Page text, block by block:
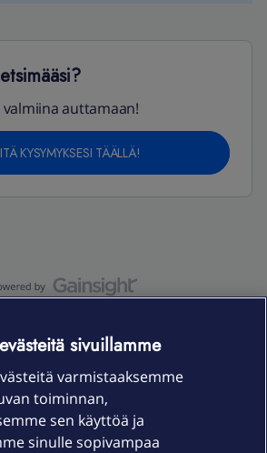
auttamaan!
KYSYMYKSESI TÄÄLLÄ!
sivuillamme
varmistaaksemme
toiminnan,
sen käyttöä ja
sinulle sopivampaa